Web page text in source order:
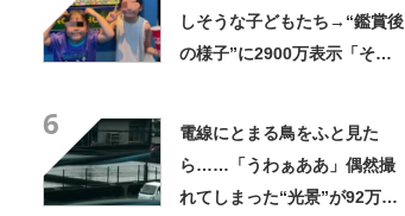
しそうな子どもたち→“鑑賞後
の様子”に2900万表示「そう
6
電線にとまる鳥をふと見た
ら……「うわぁああ」偶然撮
れてしまった“光景”が92万再